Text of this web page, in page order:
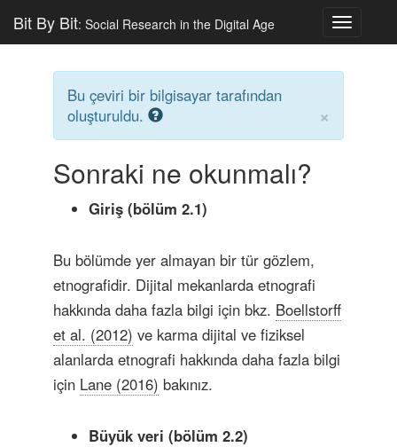
Toggle
Bit By Bit: Social Research in the Digital Age
Bu çeviri bir bilgisayar tarafından
oluşturuldu.
×
Sonraki ne okunmalı?
Giriş (bölüm 2.1)
Bu bölümde yer almayan bir tür gözlem,
etnografidir. Dijital mekanlarda etnografi
hakkında daha fazla bilgi için bkz. Boellstorff
et al. (2012) ve karma dijital ve fiziksel
alanlarda etnografi hakkında daha fazla bilgi
için Lane (2016) bakınız.
Büyük veri (bölüm 2.2)